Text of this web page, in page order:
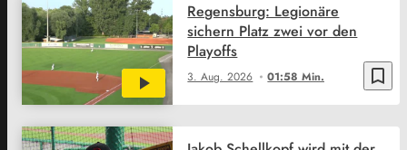
bookmark_border
3. Aug. 2026 01:58 Min.
Regensburg: Legionäre
sichern Platz zwei vor den
Playoffs